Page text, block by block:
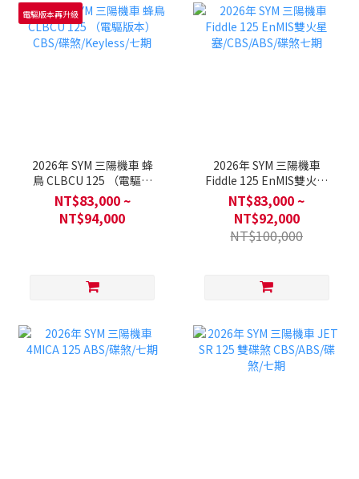
電驅版本再升級
2026年 SYM 三陽機車 蜂
鳥 CLBCU 125 （電驅版
本）CBS/碟煞/Keyless/七
期
NT$83,000 ~
NT$94,000
2026年 SYM 三陽機車
Fiddle 125 EnMIS雙火星
塞/CBS/ABS/碟煞七期
NT$83,000 ~
NT$92,000
NT$100,000